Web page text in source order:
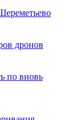
дронов
по вновь